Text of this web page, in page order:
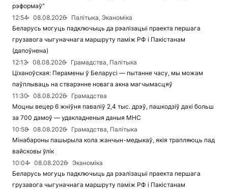
рэформаў"
12:54
08.08.2026
Палітыка, Эканоміка
Беларусь могуць падключыць да рэалізацыі праекта першага
грузавога чыгуначнага маршруту паміж РФ і Пакістанам
(дапоўнена)
12:13
08.08.2026
Грамадства, Палітыка
Ціханоўская: Перамены ў Беларусі — пытанне часу, мы можам
паўплываць на стварэнне новага акна магчымасцяў
11:30
08.08.2026
Грамадства
Моцны вецер 6 жніўня паваліў 2,4 тыс. дрэў, пашкодзіў дахі больш
за 700 дамоў — удакладненыя даныя МНС
10:58
08.08.2026
Грамадства, Палітыка
Мінабароны пашырыла кола жанчын-медыкаў, якія трапляюць пад
вайсковы ўлік
10:04
08.08.2026
Эканоміка
Беларусь могуць падключыць да рэалізацыі праекта першага
грузавога чыгуначнага маршруту паміж РФ і Пакістанам